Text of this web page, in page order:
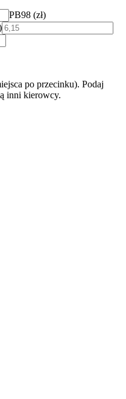
PB98 (zł)
po przecinku). Podaj
inni kierowcy.